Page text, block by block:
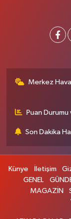
Merkez
Puan
Son Dakika
Künye İletişim
GENEL
MAGAZİN